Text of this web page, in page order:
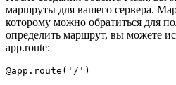
маршруты для вашего сервера.
которому можно обратиться для
определить маршрут, вы можете
app.route:
@app.route('/')